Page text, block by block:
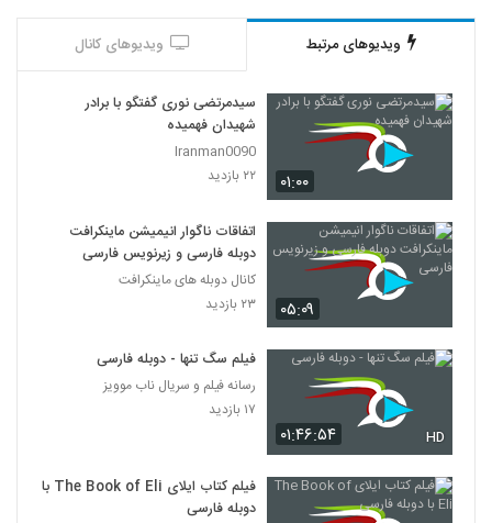
ویدیوهای مرتبط ویدیوهای کانال
۰۱:۰۰
سیدمرتضی نوری گفتگو با برادر
شهیدان فهمیده
Iranman0090
۲۲ بازدید
۰۵:۰۹
اتفاقات ناگوار انیمیشن ماینکرافت
دوبله فارسی و زیرنویس فارسی
کانال دوبله های ماینکرافت
۲۳ بازدید
۰۱:۴۶:۵۴ HD
فیلم سگ تنها - دوبله فارسی
رسانه فیلم و سریال ناب موویز
۱۷ بازدید
فیلم کتاب ایلای The Book of Eli با
دوبله فارسی